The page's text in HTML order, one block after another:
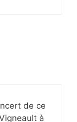
de ce
à